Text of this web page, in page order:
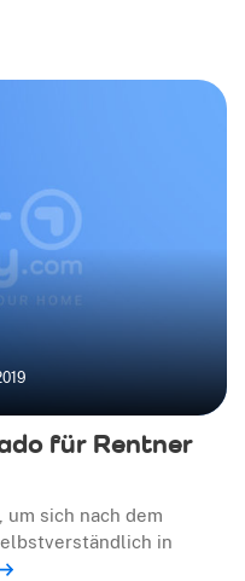
für Rentner
sich nach dem
in